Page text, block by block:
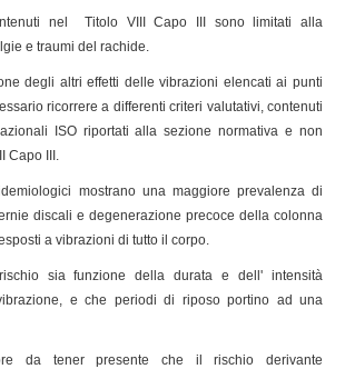
nel Titolo VIII Capo III sono limitati alla
e traumi del rachide.
degli altri effetti delle vibrazioni elencati ai punti
ricorrere a differenti criteri valutativi, contenuti
ISO riportati alla sezione normativa e non
Capo III.
mostrano una maggiore prevalenza di
discali e degenerazione precoce della colonna
a vibrazioni di tutto il corpo.
sia funzione della durata e dell' intensità
e che periodi di riposo portino ad una
da tener presente che il rischio derivante